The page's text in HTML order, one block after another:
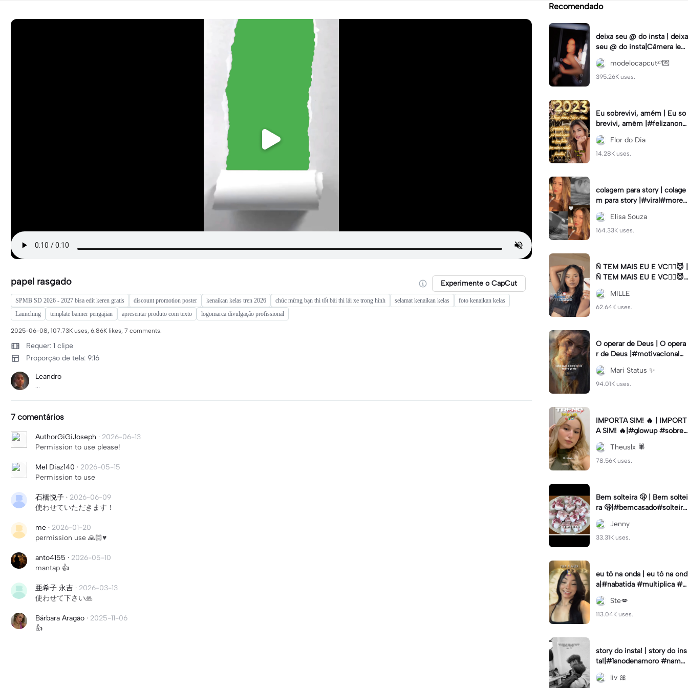
papel rasgado Experimente o CapCut
SPMB SD 2026 - 2027 bisa edit keren gratis discount promotion poster kenaikan kelas tren 2026 chúc mừng bạn thi tốt bài thi lái xe trong hình selamat kenaikan kelas
foto kenaikan kelas
Launching
template banner pengajian apresentar produto com texto logomarca divulgação profissional
2025-06-08, 107.73K uses, 6.86K likes, 7 comments.
Requer: 1 clipe
Proporção de tela: 9:16
Leandro
...
7 comentários
AuthorGiGiJoseph · 2026-06-13
Permission to use please!
Mel Diaz140 · 2026-05-15
Permission to use
石橋悦子 · 2026-06-09
使わせていただきます！
me · 2026-01-20
permission use 🙏🏻♥️
anto4155 · 2026-05-10
mantap 👍
亜希子 永吉 · 2026-03-13
使わせて下さい🙏
Bárbara Aragão · 2025-11-06
👍
Recomendado
deixa seu @ do insta | deixa
seu @ do insta|Câmera lent
a #fyp #viral #trend #fyp
ツ⁠
modelocapcutᶻ⁷💌
395.26K uses.
Eu sobrevivi, amém | Eu so
brevivi, amém |#felizanono
#feliz2023
Flor do Dia
14.28K uses.
colagem para story | colage
m para story |#viral#moren
a#instastory#colagemdefo
tos#instaElisa Souza
164.33K uses.
Ñ TEM MAIS EU E VC😮‍💨😈 |
Ñ TEM MAIS EU E VC😮‍💨😈|
#naotemmaiseuevc #letras
dinamica #slow
MILLE
62.64K uses.
O operar de Deus | O opera
r de Deus |#motivacional#
deus#cristao#fe#viral
Mari Status ✨️
94.01K uses.
IMPORTA SIM! 🔥 | IMPORT
A SIM! 🔥|#glowup #sobre
mim #viralcut #importasi
m ✨ Theuslx 🕷️
78.56K uses.
Bem solteira 🫢 | Bem soltei
ra 🫢|#bemcasado#solteira
#trendtiktok#i5#viral
Jenny
33.31K uses.
eu tô na onda | eu tô na ond
a|#nabatida #multiplica #e
feitos #efeitoscapcut #vira
lcut
Ste💋
113.04K uses.
story do insta! | story do ins
ta!|#1anodenamoro #namor
o #storynamorados
liv 🎀